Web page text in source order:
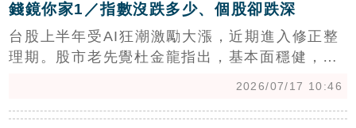
錢鏡你家1／指數沒跌多少、個股卻跌深
台股上半年受AI狂潮激勵大漲，近期進入修正整
理期。股市老先覺杜金龍指出，基本面穩健，目
支撐，並提醒除息影響與融資餘額變化。杜金龍
2026/07/17 10:46